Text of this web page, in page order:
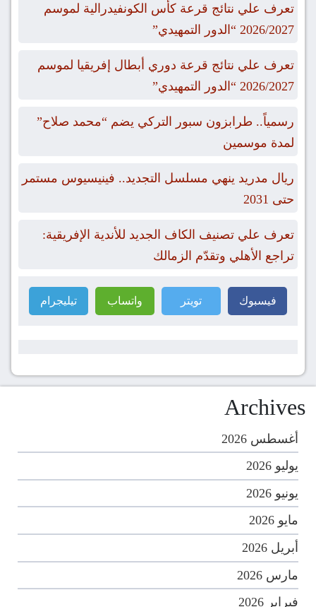
تعرف علي نتائج قرعة كأس الكونفيدرالية لموسم
2026/2027 “الدور التمهيدي”
تعرف علي نتائج قرعة دوري أبطال إفريقيا لموسم
2026/2027 “الدور التمهيدي”
رسمياً.. طرابزون سبور التركي يضم “محمد صلاح”
لمدة موسمين
ريال مدريد ينهي مسلسل التجديد.. فينيسيوس مستمر
حتى 2031
تعرف علي تصنيف الكاف الجديد للأندية الإفريقية:
تراجع الأهلي وتقدّم الزمالك
فيسبوك تويتر واتساب تيليجرام
Archives
أغسطس 2026
يوليو 2026
يونيو 2026
مايو 2026
أبريل 2026
مارس 2026
فبراير 2026